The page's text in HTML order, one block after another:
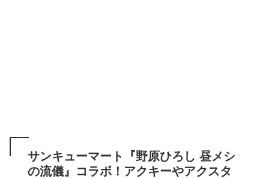
サンキューマート『野原ひろし 昼メシ
の流儀』コラボ！アクキーやアクスタ